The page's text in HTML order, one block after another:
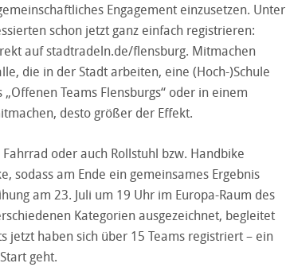
Engagement einzusetzen. Unter
schon jetzt ganz einfach registrieren:
aufstadtradeln.de/flensburg. Mitmachen
die in der Stadt arbeiten, eine (Hoch-)Schule
Teams Flensburgs“ oder in einem
desto größer der Effekt.
oder auch Rollstuhl bzw. Handbike
sodass am Ende ein gemeinsames Ergebnis
am 23. Juli um 19 Uhr im Europa-Raum des
Kategorien ausgezeichnet, begleitet
haben sich über 15 Teams registriert – ein
geht.